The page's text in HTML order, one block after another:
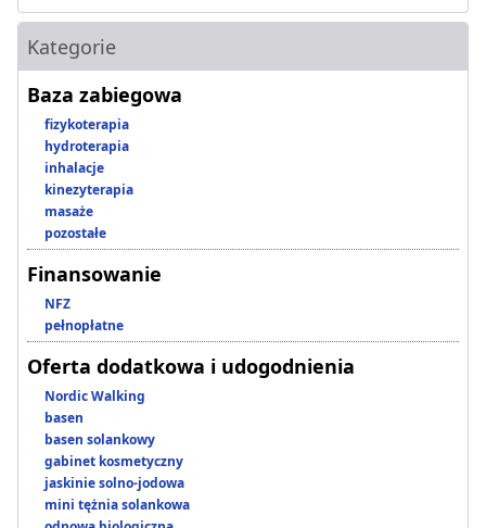
Kategorie
Baza zabiegowa
fizykoterapia
hydroterapia
inhalacje
kinezyterapia
masaże
pozostałe
Finansowanie
NFZ
pełnopłatne
Oferta dodatkowa i udogodnienia
Nordic Walking
basen
basen solankowy
gabinet kosmetyczny
jaskinie solno-jodowa
mini tężnia solankowa